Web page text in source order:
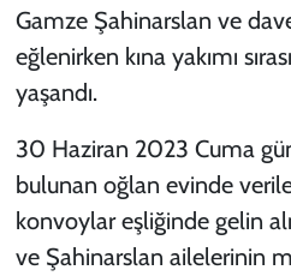
Gamze Şahinarslan ve
eğlenirken kına yakımı
yaşandı.
30 Haziran 2023 Cuma
bulunan oğlan evinde
konvoylar eşliğinde gelin
ve Şahinarslan ailelerinin